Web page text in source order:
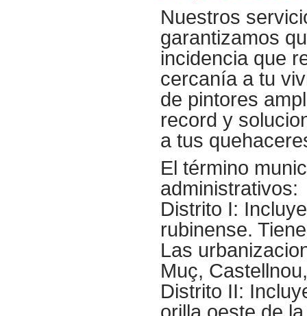
Nuestros
garantizamos
incidencia que
cercanía a tu
de pintores
record y
a tus
El término
administrativos:
Distrito I:
rubinense.
Las
Muç,
Distrito II: